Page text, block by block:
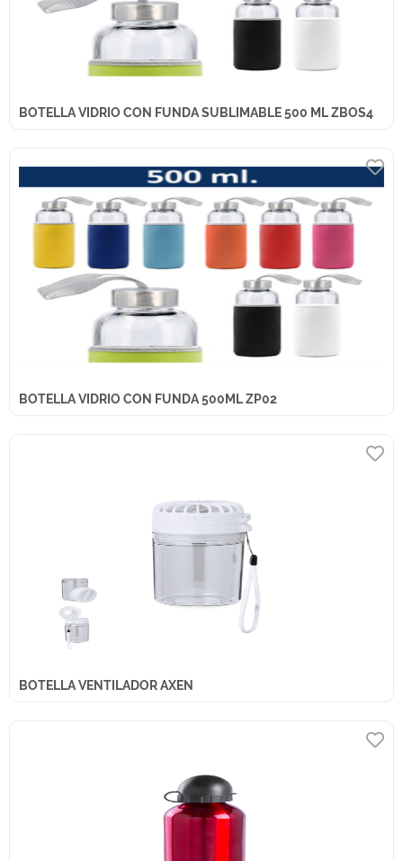
BOTELLA VIDRIO CON FUNDA SUBLIMABLE 500 ML ZBOS4
BOTELLA VIDRIO CON FUNDA 500ML ZP02
BOTELLA VENTILADOR AXEN